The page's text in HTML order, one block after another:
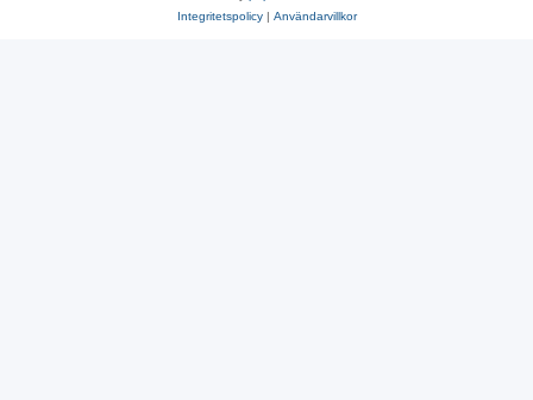
Integritetspolicy| Användarvillkor